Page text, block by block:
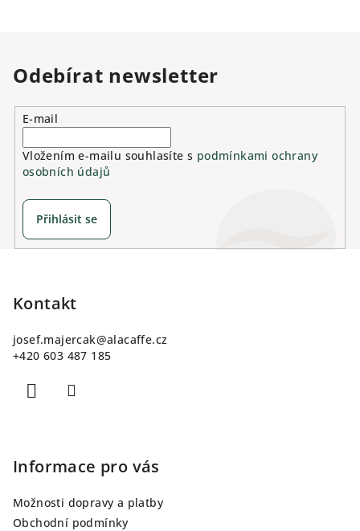
Odebírat newsletter
E-mail
Vložením e-mailu souhlasíte s podmínkami ochrany
osobních údajů
Přihlásit se
Kontakt
josef.majercak@alacaffe.cz
+420 603 487 185
Informace pro vás
Možnosti dopravy a platby
Obchodní podmínky